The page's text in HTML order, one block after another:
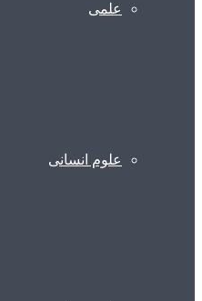
علمی
علوم انسانی